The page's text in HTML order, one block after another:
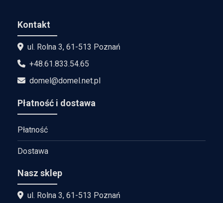
Kontakt
ul. Rolna 3, 61-513 Poznań
+48.61.833.54.65
domel@domel.net.pl
Płatność i dostawa
Płatność
Dostawa
Nasz sklep
ul. Rolna 3, 61-513 Poznań